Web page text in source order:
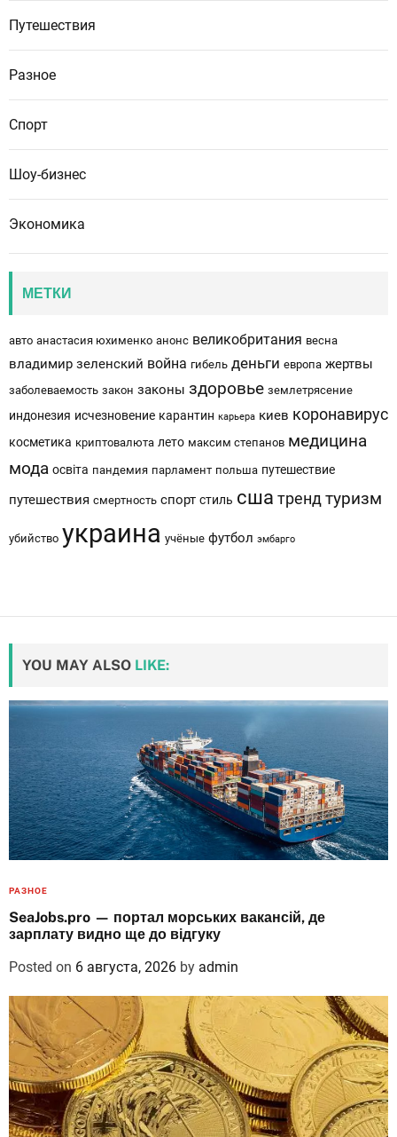
Путешествия
Разное
Спорт
Шоу-бизнес
Экономика
МЕТКИ
авто анастасия юхименко анонс великобритания весна
владимир зеленский война гибель деньги европа жертвы
заболеваемость закон законы здоровье землетрясение
индонезия исчезновение карантин карьера киев коронавирус
косметика криптовалюта лето максим степанов медицина
мода освіта пандемия парламент польша путешествие
путешествия смертность спорт стиль сша тренд туризм
убийство украина учёные футбол эмбарго
YOU MAY ALSO LIKE:
РАЗНОЕ
SeaJobs.pro — портал морських вакансій, де
зарплату видно ще до відгуку
Posted on 6 августа, 2026 by admin